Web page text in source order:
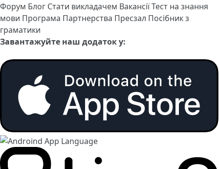
Форум Блог Стати викладачем ВакансіїТест на знання
мови Програма Партнерства Пресзал Посібник з
граматики
Завантажуйте наш додаток у: